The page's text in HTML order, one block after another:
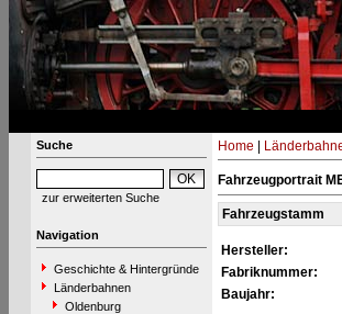
Suche
zur erweiterten Suche
Navigation
Geschichte & Hintergründe
Länderbahnen
Oldenburg
Home
Fahrzeugportrait
Fahrzeugstamm
Hersteller:
Fabriknummer:
Baujahr: